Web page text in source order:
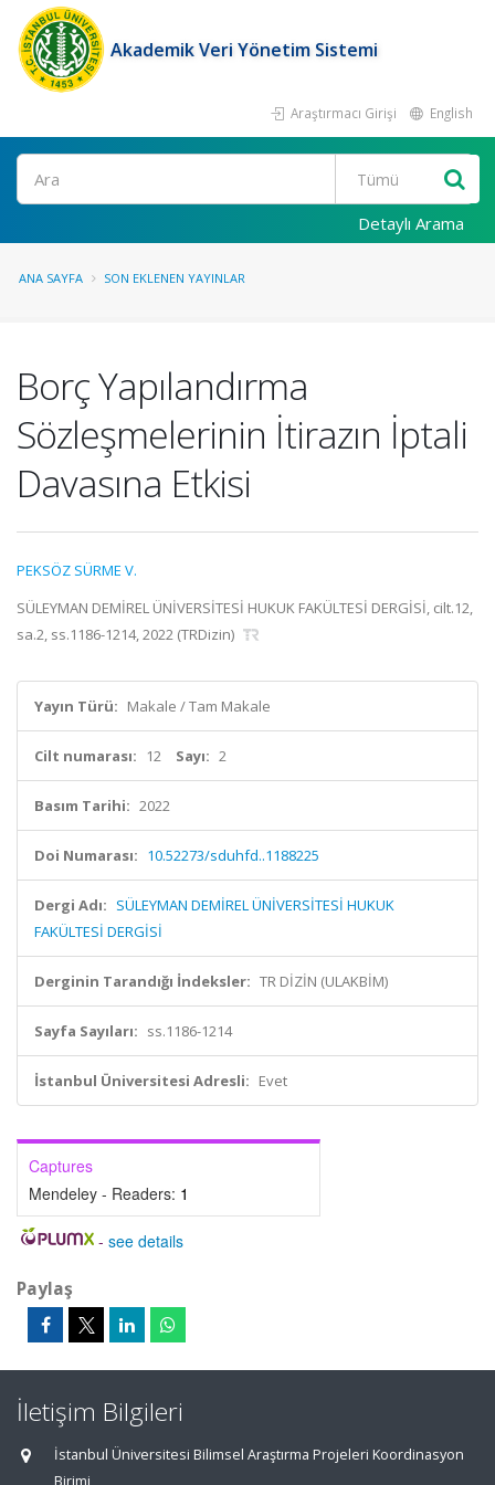
Akademik Veri Yönetim Sistemi
Araştırmacı Girişi English
Ara
Detaylı Arama
ANA SAYFA SON EKLENEN YAYINLAR
Borç Yapılandırma
Sözleşmelerinin İtirazın İptali
Davasına Etkisi
PEKSÖZ SÜRME V.
SÜLEYMAN DEMİREL ÜNİVERSİTESİ HUKUK FAKÜLTESİ DERGİSİ, cilt.12,
sa.2, ss.1186-1214, 2022 (TRDizin)
Yayın Türü: Makale / Tam Makale
Cilt numarası: 12 Sayı: 2
Basım Tarihi: 2022
Doi Numarası: 10.52273/sduhfd..1188225
Dergi Adı: SÜLEYMAN DEMİREL ÜNİVERSİTESİ HUKUK
FAKÜLTESİ DERGİSİ
Derginin Tarandığı İndeksler: TR DİZİN (ULAKBİM)
Sayfa Sayıları: ss.1186-1214
İstanbul Üniversitesi Adresli: Evet
Captures
Mendeley - Readers: 1
- see details
Paylaş
İletişim Bilgileri
İstanbul Üniversitesi Bilimsel Araştırma Projeleri Koordinasyon
Birimi